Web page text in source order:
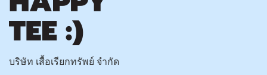
บริษัท เสื้อเรียกทรัพย์ จำกัด